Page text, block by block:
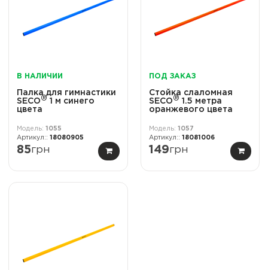
В НАЛИЧИИ
Палка для гимнастики
SECO® 1 м синего
цвета
1055
18080905
85грн
ПОД ЗАКАЗ
Стойка слаломная
SECO® 1.5 метра
оранжевого цвета
1057
18081006
149грн